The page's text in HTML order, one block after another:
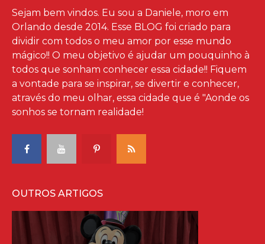
Sejam bem vindos. Eu sou a Daniele, moro em
Orlando desde 2014. Esse BLOG foi criado para
dividir com todos o meu amor por esse mundo
mágico!! O meu objetivo é ajudar um pouquinho à
todos que sonham conhecer essa cidade!! Fiquem
a vontade para se inspirar, se divertir e conhecer,
através do meu olhar, essa cidade que é "Aonde os
sonhos se tornam realidade!
OUTROS ARTIGOS